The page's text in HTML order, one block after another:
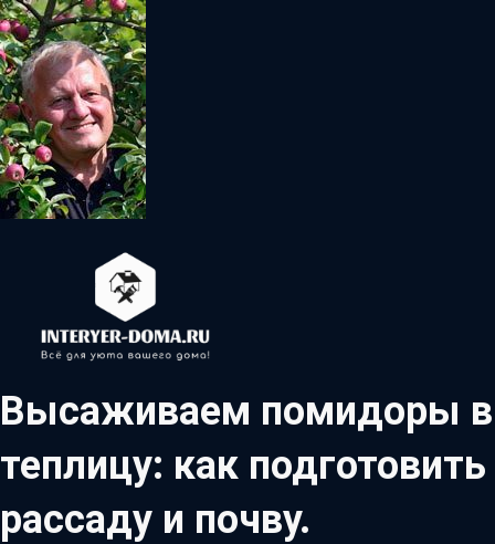
Высаживаем помидоры в
теплицу: как подготовить
рассаду и почву.